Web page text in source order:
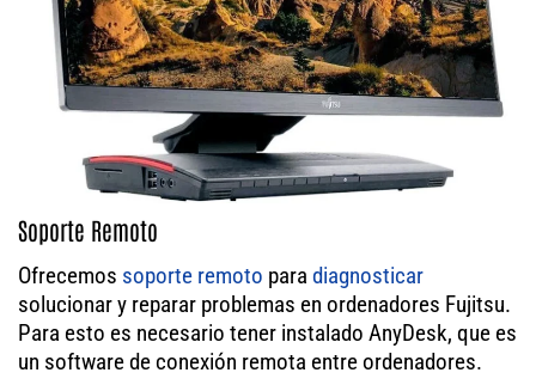
Soporte Remoto
Ofrecemos soporte remoto para diagnosticar
solucionar y reparar problemas en ordenadores Fujitsu.
Para esto es necesario tener instalado AnyDesk, que es
un software de conexión remota entre ordenadores.